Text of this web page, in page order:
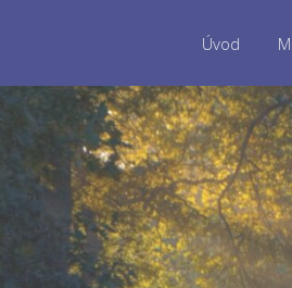
Úvod